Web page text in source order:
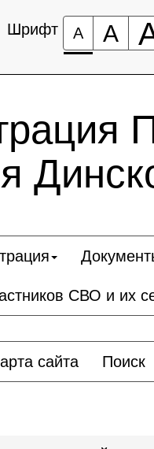
Шрифт А А
СВО и их
сайта Поиск